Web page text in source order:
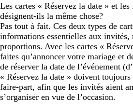
Les cartes « Réservez la date » et
désignent-ils la même chose?
Pas tout à fait. Ces deux types de
informations essentielles aux invités,
proportions. Avec les cartes «
faites qu’annoncer votre mariage et
de réserver la date de l’événement
« Réservez la date » doivent
faire-part, afin que les invités aient
s’organiser en vue de l’occasion.